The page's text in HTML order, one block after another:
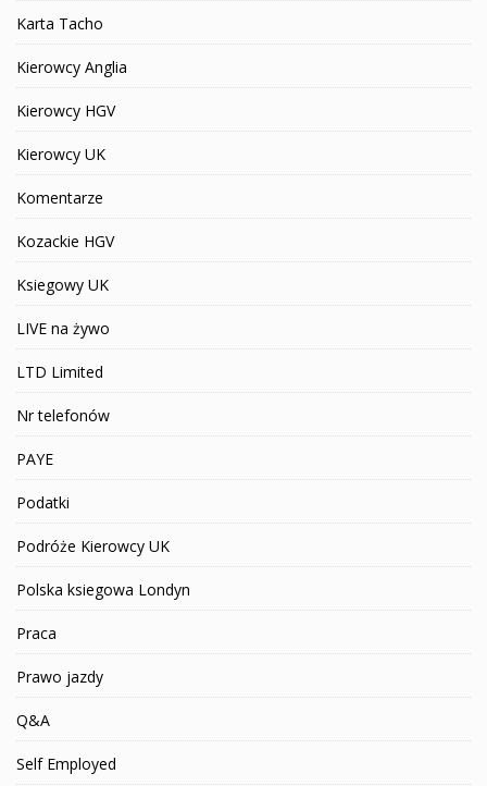
Karta Tacho
Kierowcy Anglia
Kierowcy HGV
Kierowcy UK
Komentarze
Kozackie HGV
Ksiegowy UK
LIVE na żywo
LTD Limited
Nr telefonów
PAYE
Podatki
Podróże Kierowcy UK
Polska ksiegowa Londyn
Praca
Prawo jazdy
Q&A
Self Employed